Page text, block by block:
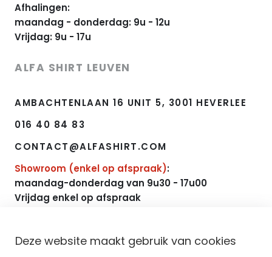
Deze website maakt gebruik van cookies
Afhalingen:
maandag - donderdag: 9u - 12u
Vrijdag: 9u - 17u
ALFA SHIRT LEUVEN
AMBACHTENLAAN 16 UNIT 5, 3001 HEVERLEE
016 40 84 83
CONTACT@ALFASHIRT.COM
Showroom (enkel op afspraak):
maandag-donderdag van 9u30 - 17u00
Vrijdag enkel op afspraak
NAVIGATIE